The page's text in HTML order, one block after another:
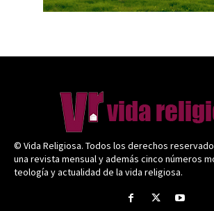
© Vida Religiosa. Todos los derechos
una revista mensual y además cinco números
teología y actualidad de la vida religiosa.